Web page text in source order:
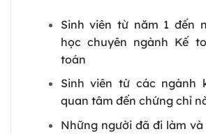
Sinh viên từ năm 1 đến
học chuyên ngành Kế
toán
Sinh viên từ các ngành
quan tâm đến chứng chỉ
Những người đã đi làm